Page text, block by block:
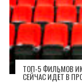
ТОП-5 ФИЛЬМОВ
СЕЙЧАС ИДЁТ В